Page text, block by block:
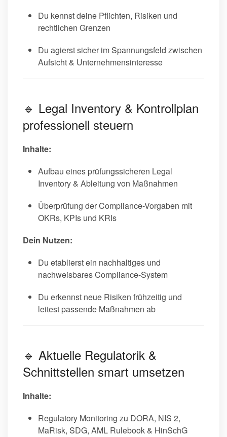
Du kennst deine Pflichten, Risiken und
rechtlichen Grenzen
Du agierst sicher im Spannungsfeld zwischen
Aufsicht & Unternehmensinteresse
🔹 Legal Inventory & Kontrollplan
professionell steuern
Inhalte:
Aufbau eines prüfungssicheren Legal
Inventory & Ableitung von Maßnahmen
Überprüfung der Compliance-Vorgaben mit
OKRs, KPIs und KRIs
Dein Nutzen:
Du etablierst ein nachhaltiges und
nachweisbares Compliance-System
Du erkennst neue Risiken frühzeitig und
leitest passende Maßnahmen ab
🔹 Aktuelle Regulatorik &
Schnittstellen smart umsetzen
Inhalte:
Regulatory Monitoring zu DORA, NIS 2,
MaRisk, SDG, AML Rulebook & HinSchG